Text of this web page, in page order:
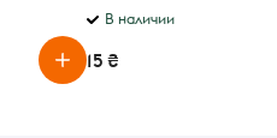
В наличии
15 ₴